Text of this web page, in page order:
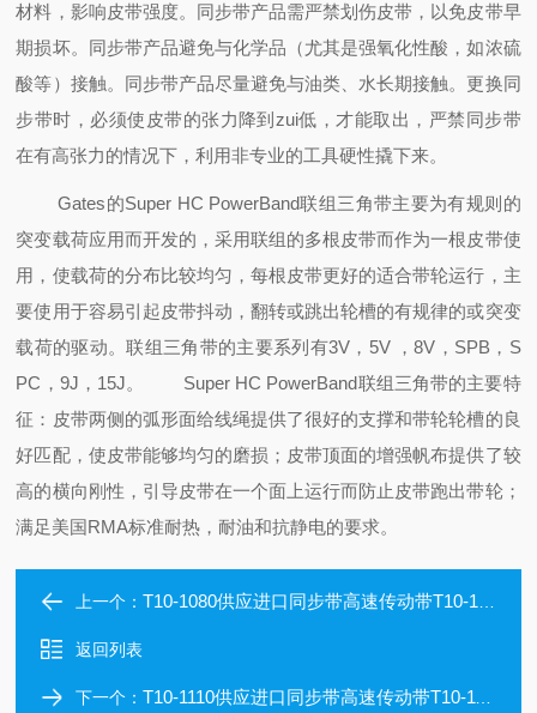
材料，影响皮带强度。 同步带产品需严禁划伤皮带，以免皮带早
期损坏。 同步带产品避免与化学品（尤其是强氧化性酸，如浓硫
酸等）接触。 同步带产品尽量避免与油类、水长期接触。 更换同
步带时，必须使皮带的张力降到zui低，才能取出，严禁同步带
在有高张力的情况下，利用非专业的工具硬性撬下来。
Gates的Super HC PowerBand联组三角带主要为有规则的
突变载荷应用而开发的，采用联组的多根皮带而作为一根皮带使
用，使载荷的分布比较均匀，每根皮带更好的适合带轮运行，主
要使用于容易引起皮带抖动，翻转或跳出轮槽的有规律的或突变
载荷的驱动。联组三角带的主要系列有3V，5V ，8V，SPB，S
PC，9J，15J。
Super HC PowerBand联组三角带的主要特
征：皮带两侧的弧形面给线绳提供了很好的支撑和带轮轮槽的良
好匹配，使皮带能够均匀的磨损；皮带顶面的增强帆布提供了较
高的横向刚性，引导皮带在一个面上运行而防止皮带跑出带轮；
满足美国RMA标准耐热，耐油和抗静电的要求。
上一个：T10-1080供应进口同步带高速传动带T10-1080
返回列表
下一个：T10-1110供应进口同步带高速传动带T10-1110